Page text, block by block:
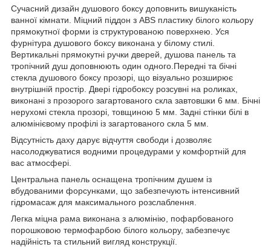
Сучасний дизайн душового боксу доповнить вишуканість
ванної кімнати. Міцний піддон з ABS пластику білого кольору
прямокутної форми із структурованою поверхнею. Уся
фурнітура душового боксу виконана у білому стилі.
Вертикальні прямокутні ручки дверей, душова панель та
тропічний душ доповнюють один одного.Передні та бічні
стекла душового боксу прозорі, що візуально розширює
внутрішній простір. Двері гідробоксу розсувні на роликах,
виконані з прозорого загартованого скла завтовшки 6 мм. Бічні
нерухомі стекла прозорі, товщиною 5 мм. Задні стінки білі в
алюмінієвому профілі із загартованого скла 5 мм.
Відсутність даху дарує відчуття свободи і дозволяє
насолоджуватися водними процедурами у комфортній для
вас атмосфері.
Центральна панель оснащена тропічним душем із
вбудованими форсунками, що забезпечують інтенсивний
гідромасаж для максимального розслаблення.
Легка міцна рама виконана з алюмінію, пофарбованого
порошковою термофарбою білого кольору, забезпечує
надійність та стильний вигляд конструкції.